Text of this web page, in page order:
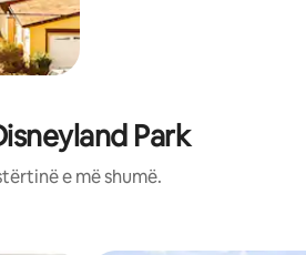
Park
e më shumë.